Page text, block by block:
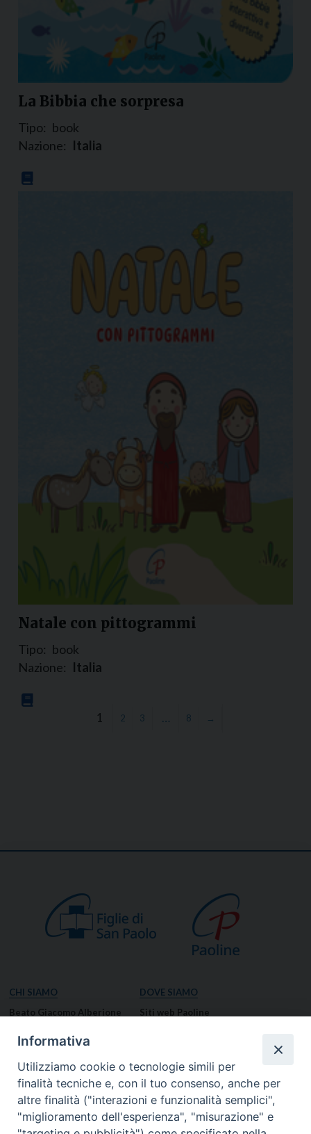
La Bibbia che sorpresa
Tipo: book
Nazione: Italia
Natale con pittogrammi
Tipo: book
Nazione: Italia
1 2 3 … 8 →
CHI SIAMO
Beato Giacomo Alberione
Missione Paolina
Luoghi delle Origini
Governo Generale
DOVE SIAMO
Siti web Paoline
Notizie dal governo generale
Notizie in breve
RISORSE
Informativa
Utilizziamo cookie o tecnologie simili per
finalità tecniche e, con il tuo consenso, anche per
altre finalità ("interazioni e funzionalità semplici",
"miglioramento dell'esperienza", "misurazione" e